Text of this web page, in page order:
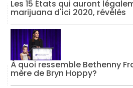
Les 15 États qui auront
marijuana d'ici 2020, révélés
À quoi ressemble Bethenny
mère de Bryn Hoppy?